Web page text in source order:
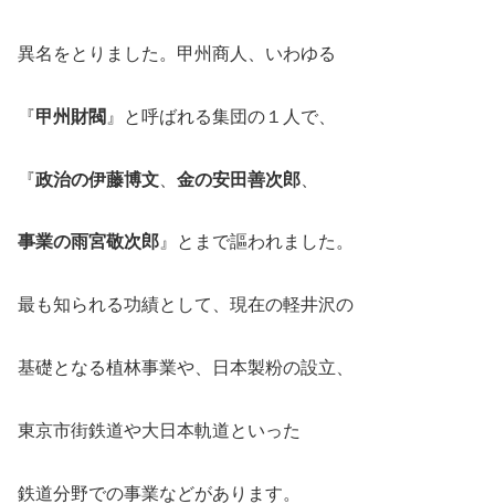
異名をとりました。甲州商人、いわゆる
『甲州財閥 』と呼ばれる集団の１人で、
『政治の伊藤博文 金の安田善次郎
事業の雨宮敬次郎 』とまで謳われました。
最も知られる功績として、現在の軽井沢の
基礎となる植林事業や、日本製粉の設立、
東京市街鉄道や大日本軌道といった
鉄道分野での事業などがあります。